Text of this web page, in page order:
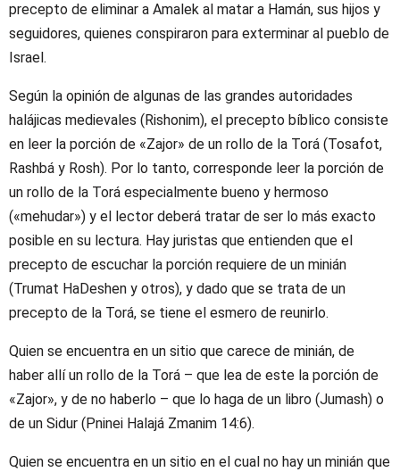
precepto de eliminar a Amalek al matar a Hamán, sus hijos y
seguidores, quienes conspiraron para exterminar al pueblo de
Israel.
Según la opinión de algunas de las grandes autoridades
halájicas medievales (Rishonim), el precepto bíblico consiste
en leer la porción de «Zajor» de un rollo de la Torá (Tosafot,
Rashbá y Rosh). Por lo tanto, corresponde leer la porción de
un rollo de la Torá especialmente bueno y hermoso
(«mehudar») y el lector deberá tratar de ser lo más exacto
posible en su lectura. Hay juristas que entienden que el
precepto de escuchar la porción requiere de un minián
(Trumat HaDeshen y otros), y dado que se trata de un
precepto de la Torá, se tiene el esmero de reunirlo.
Quien se encuentra en un sitio que carece de minián, de
haber allí un rollo de la Torá – que lea de este la porción de
«Zajor», y de no haberlo – que lo haga de un libro (Jumash) o
de un Sidur (Pninei Halajá Zmanim 14:6).
Quien se encuentra en un sitio en el cual no hay un minián que